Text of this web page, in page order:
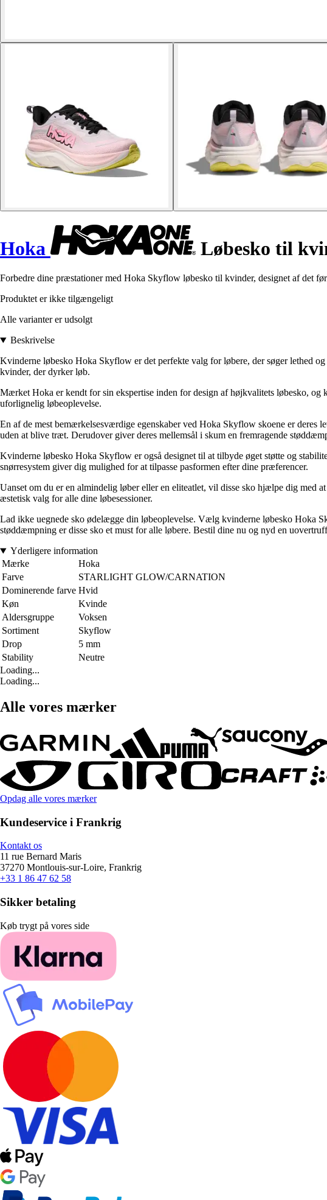
Hoka Løbesko til
Forbedre dine præstationer med Hoka Skyflow løbesko til kvinder, designet af det
Produktet er ikke tilgængeligt
Alle varianter er udsolgt
Beskrivelse
Kvinderne løbesko Hoka Skyflow er det perfekte valg for løbere, der søger lethed
kvinder, der dyrker løb.
Mærket Hoka er kendt for sin ekspertise inden for design af højkvalitets løbesko, og
uforlignelig løbeoplevelse.
En af de mest bemærkelsesværdige egenskaber ved Hoka Skyflow skoene er
uden at blive træt. Derudover giver deres mellemsål i skum en fremragende
Kvinderne løbesko Hoka Skyflow er også designet til at tilbyde øget støtte og
snørresystem giver dig mulighed for at tilpasse pasformen efter dine præferencer.
Uanset om du er en almindelig løber eller en eliteatlet, vil disse sko hjælpe dig med
æstetisk valg for alle dine løbesessioner.
Lad ikke uegnede sko ødelægge din løbeoplevelse. Vælg kvinderne løbesko Hoka
støddæmpning er disse sko et must for alle løbere. Bestil dine nu og nyd en
Yderligere information
Mærke
Hoka
Farve
STARLIGHT GLOW/CARNATION
Dominerende farve Hvid
Køn
Kvinde
Aldersgruppe
Voksen
Sortiment
Skyflow
Drop
5 mm
Stability
Neutre
Loading...
Loading...
Alle vores mærker
Opdag alle vores mærker
Kundeservice i Frankrig
Kontakt os
11 rue Bernard Maris
37270 Montlouis-sur-Loire, Frankrig
+33 1 86 47 62 58
Sikker betaling
Køb trygt på vores side